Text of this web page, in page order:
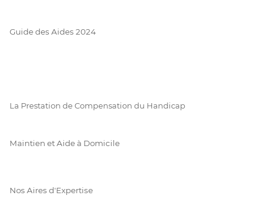
Guide des Aides 2024
La Prestation de Compensation du Handicap
Maintien et Aide à Domicile
Nos Aires d'Expertise